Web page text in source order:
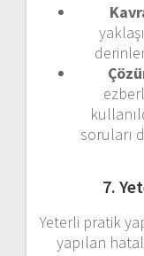
soruları
7.
Yeterli pratik
yapılan